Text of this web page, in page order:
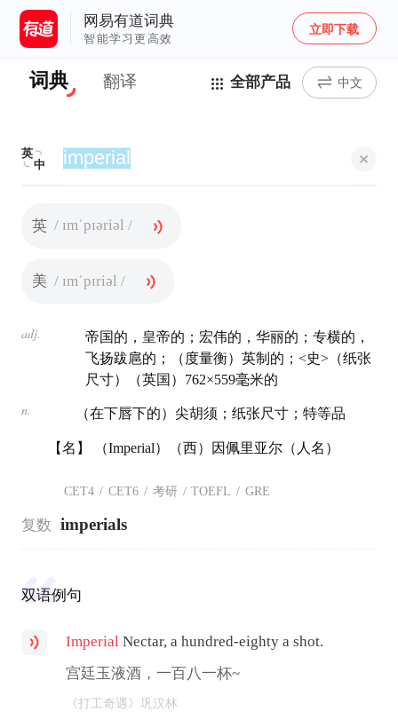
网易有道词典
智能学习更高效
立即下载
词典 翻译 全部产品 中文
英
中
英 / ɪmˈpɪəriəl /
美 / ɪmˈpɪriəl /
adj.
帝国的，皇帝的；宏伟的，华丽的；专横的，
飞扬跋扈的；（度量衡）英制的；<史>（纸张
尺寸）（英国）762×559毫米的
n. （在下唇下的）尖胡须；纸张尺寸；特等品
【名】 （Imperial）（西）因佩里亚尔（人名）
CET4 / CET6 / 考研 / TOEFL / GRE
复数 imperials
双语例句
Imperial Nectar, a hundred-eighty a shot.
宫廷玉液酒，一百八一杯~
《打工奇遇》巩汉林